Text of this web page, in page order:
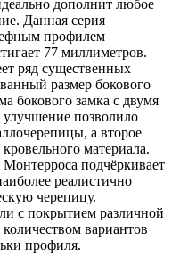
дополнит любое
Данная серия
профилем
77 миллиметров.
ряд существенных
размер бокового
бокового замка с двумя
позволило
а второе
материала.
подчёркивает
реалистично
черепицу.
с покрытием различной
вариантов
профиля.